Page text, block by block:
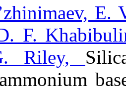
E.
F.
Riley,